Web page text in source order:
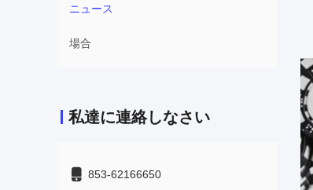
ニュース
場合
私達に連絡しなさい
853-62166650‬